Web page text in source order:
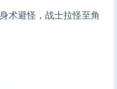
术避怪，战士拉怪至角